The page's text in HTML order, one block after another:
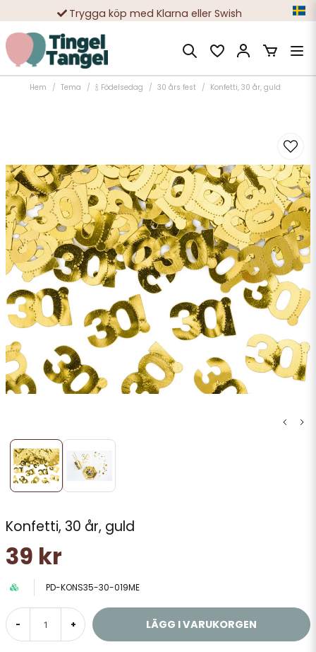
Trygga köp med Klarna eller Swish
10 000-tals nöjda kunder
Hem Tema 🍾 Födelsedag 30 års fest Konfetti, 30 år, guld
Konfetti, 30 år, guld
39 kr
PD-KONS35-30-019ME
- + LÄGG I VARUKORGEN